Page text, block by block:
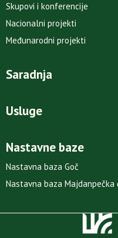
Skupovi i konferencije
Nacionalni projekti
Međunarodni projekti
Saradnja
Usluge
Nastavne baze
Nastavna baza Goč
Nastavna baza Majdanpečka